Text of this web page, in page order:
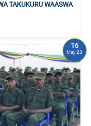
TAKUKURU WAASWA
16
May 23